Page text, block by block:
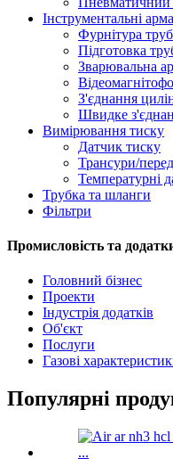
Інструментальні
Фурнітура
Підготовка
Зварювальна
З'єднання
Швидке
Вимірювання тиску
Датчик тиску
Трансури/
Температурні
Трубка та шланги
Фільтри
Промисловість та
Головний бізнес
Проекти
Індустрія додатків
Об'єкт
Послуги
Газові
Популярні